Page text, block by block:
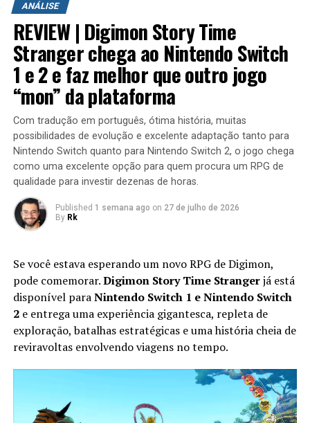
possível encontrar novas armas, aprimorar os
equipamentos com upgrades e completar diversas
missões que variam bastante em estrutura. Algumas
colocam o jogador contra grandes hordas de inimigos
em áreas abertas, enquanto outras acontecem em
regiões subterrâneas repletas de desafios, incluindo
inimigos mais poderosos e torres que precisam ser
destruídas dentro de um limite de tempo para que a
missão seja concluída.
Apesar do foco na experiência solo, o multiplayer
continua presente. Você pode chamar amigos para
participar das missões ou entrar nas salas de outros
jogadores para completar sessões cooperativas e
conquistar recompensas adicionais, aumentando ainda
mais a longevidade da aventura.
ANÁLISE
REVIEW | Digimon Story Time
Stranger chega ao Nintendo Switch
1 e 2 e faz melhor que outro jogo
“mon” da plataforma
Com tradução em português, ótima história, muitas
possibilidades de evolução e excelente adaptação tanto para
Nintendo Switch quanto para Nintendo Switch 2, o jogo chega
como uma excelente opção para quem procura um RPG de
qualidade para investir dezenas de horas.
Published 1 semana ago on 27 de julho de 2026
By Rk
Se você estava esperando um novo RPG de Digimon,
pode comemorar.Digimon Story Time Strangerjá está
disponível paraNintendo Switch 1 e Nintendo Switch
2e entrega uma experiência gigantesca, repleta de
exploração, batalhas estratégicas e uma história cheia de
reviravoltas envolvendo viagens no tempo.